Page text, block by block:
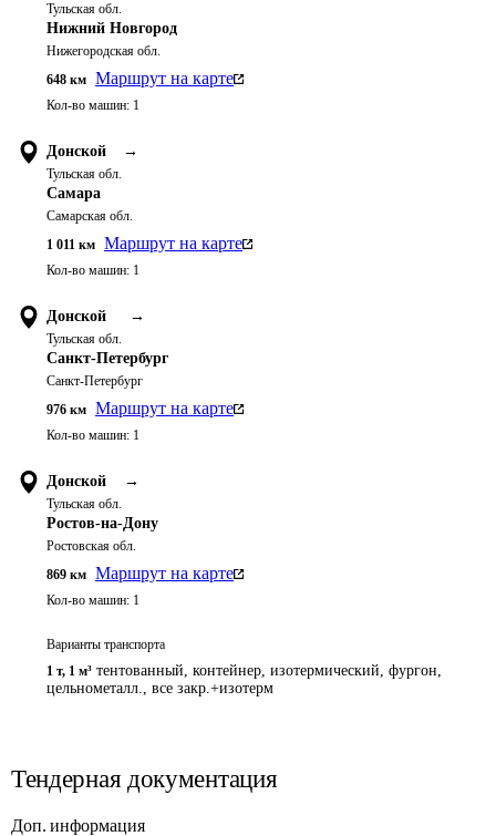
Тульская обл.
Нижний Новгород
Нижегородская обл.
648 км Маршрут на карте
Кол-во машин: 1
Донской →
Тульская обл.
Самара
Самарская обл.
1 011 км Маршрут на карте
Кол-во машин: 1
Донской →
Тульская обл.
Санкт-Петербург
Санкт-Петербург
976 км Маршрут на карте
Кол-во машин: 1
Донской →
Тульская обл.
Ростов-на-Дону
Ростовская обл.
869 км Маршрут на карте
Кол-во машин: 1
Варианты транспорта
1 т, 1 м³ тентованный, контейнер, изотермический, фургон,
цельнометалл., все закр.+изотерм
Тендерная документация
Доп. информация